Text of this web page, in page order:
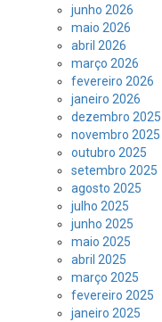
junho 2026
maio 2026
abril 2026
março 2026
fevereiro 2026
janeiro 2026
dezembro 2025
novembro 2025
outubro 2025
setembro 2025
agosto 2025
julho 2025
junho 2025
maio 2025
abril 2025
março 2025
fevereiro 2025
janeiro 2025